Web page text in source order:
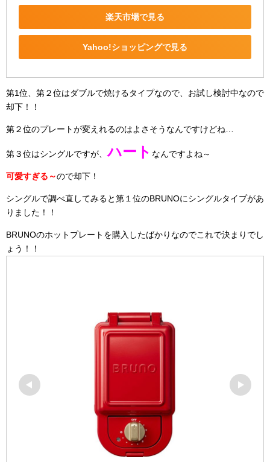
楽天市場で見る
Yahoo!ショッピングで見る
第1位、第２位はダブルで焼けるタイプなので、お試し検討中なので
却下！！
第２位のプレートが変えれるのはよさそうなんですけどね…
第３位はシングルですが、ハート なんですよね～
可愛すぎる～ので却下！
シングルで調べ直してみると第１位のBRUNOにシングルタイプがあ
りました！！
BRUNOのホットプレートを購入したばかりなのでこれで決まりでし
ょう！！